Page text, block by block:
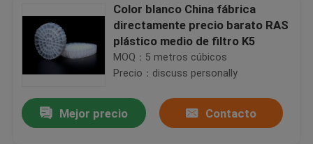
Color blanco China fábrica
directamente precio barato RAS
plástico medio de filtro K5
MOQ：5 metros cúbicos
Precio：discuss personally
Mejor precio Contacto